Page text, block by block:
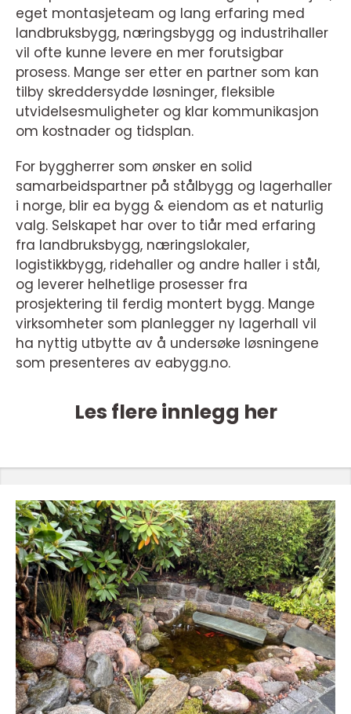
eget montasjeteam og lang erfaring med
landbruksbygg, næringsbygg og industrihaller
vil ofte kunne levere en mer forutsigbar
prosess. Mange ser etter en partner som kan
tilby skreddersydde løsninger, fleksible
utvidelsesmuligheter og klar kommunikasjon
om kostnader og tidsplan.
For byggherrer som ønsker en solid
samarbeidspartner på stålbygg og lagerhaller
i norge, blir ea bygg & eiendom as et naturlig
valg. Selskapet har over to tiår med erfaring
fra landbruksbygg, næringslokaler,
logistikkbygg, ridehaller og andre haller i stål,
og leverer helhetlige prosesser fra
prosjektering til ferdig montert bygg. Mange
virksomheter som planlegger ny lagerhall vil
ha nyttig utbytte av å undersøke løsningene
som presenteres av eabygg.no.
Les flere innlegg her